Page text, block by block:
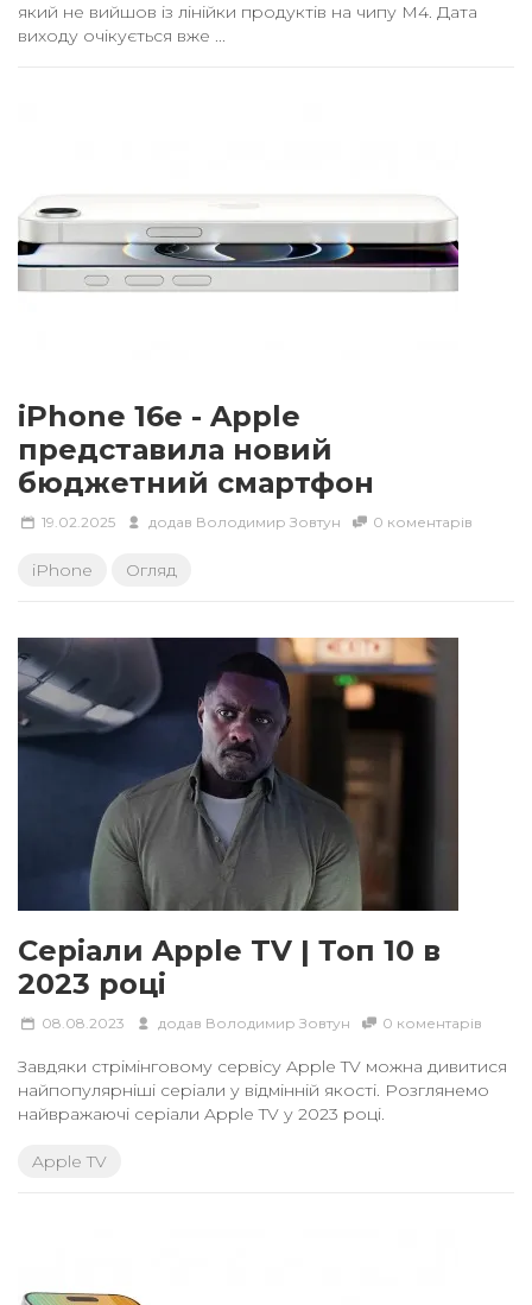
який не вийшов із лінійки продуктів на чипу M4. Дата
виходу очікується вже ...
iPhone 16e - Apple
представила новий
бюджетний смартфон
19.02.2025 додав Володимир Зовтун 0 коментарів
Серіали Apple TV | Топ 10 в
2023 році
08.08.2023 додав Володимир Зовтун 0 коментарів
Завдяки стрімінговому сервісу Apple TV можна дивитися
найпопулярніші серіали у відмінній якості. Розглянемо
найвражаючі серіали Apple TV у 2023 році.